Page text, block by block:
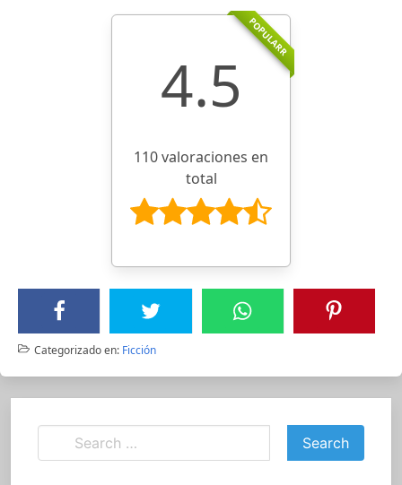
POPULARR
4.5
110 valoraciones en
total
Categorizado en: Ficción